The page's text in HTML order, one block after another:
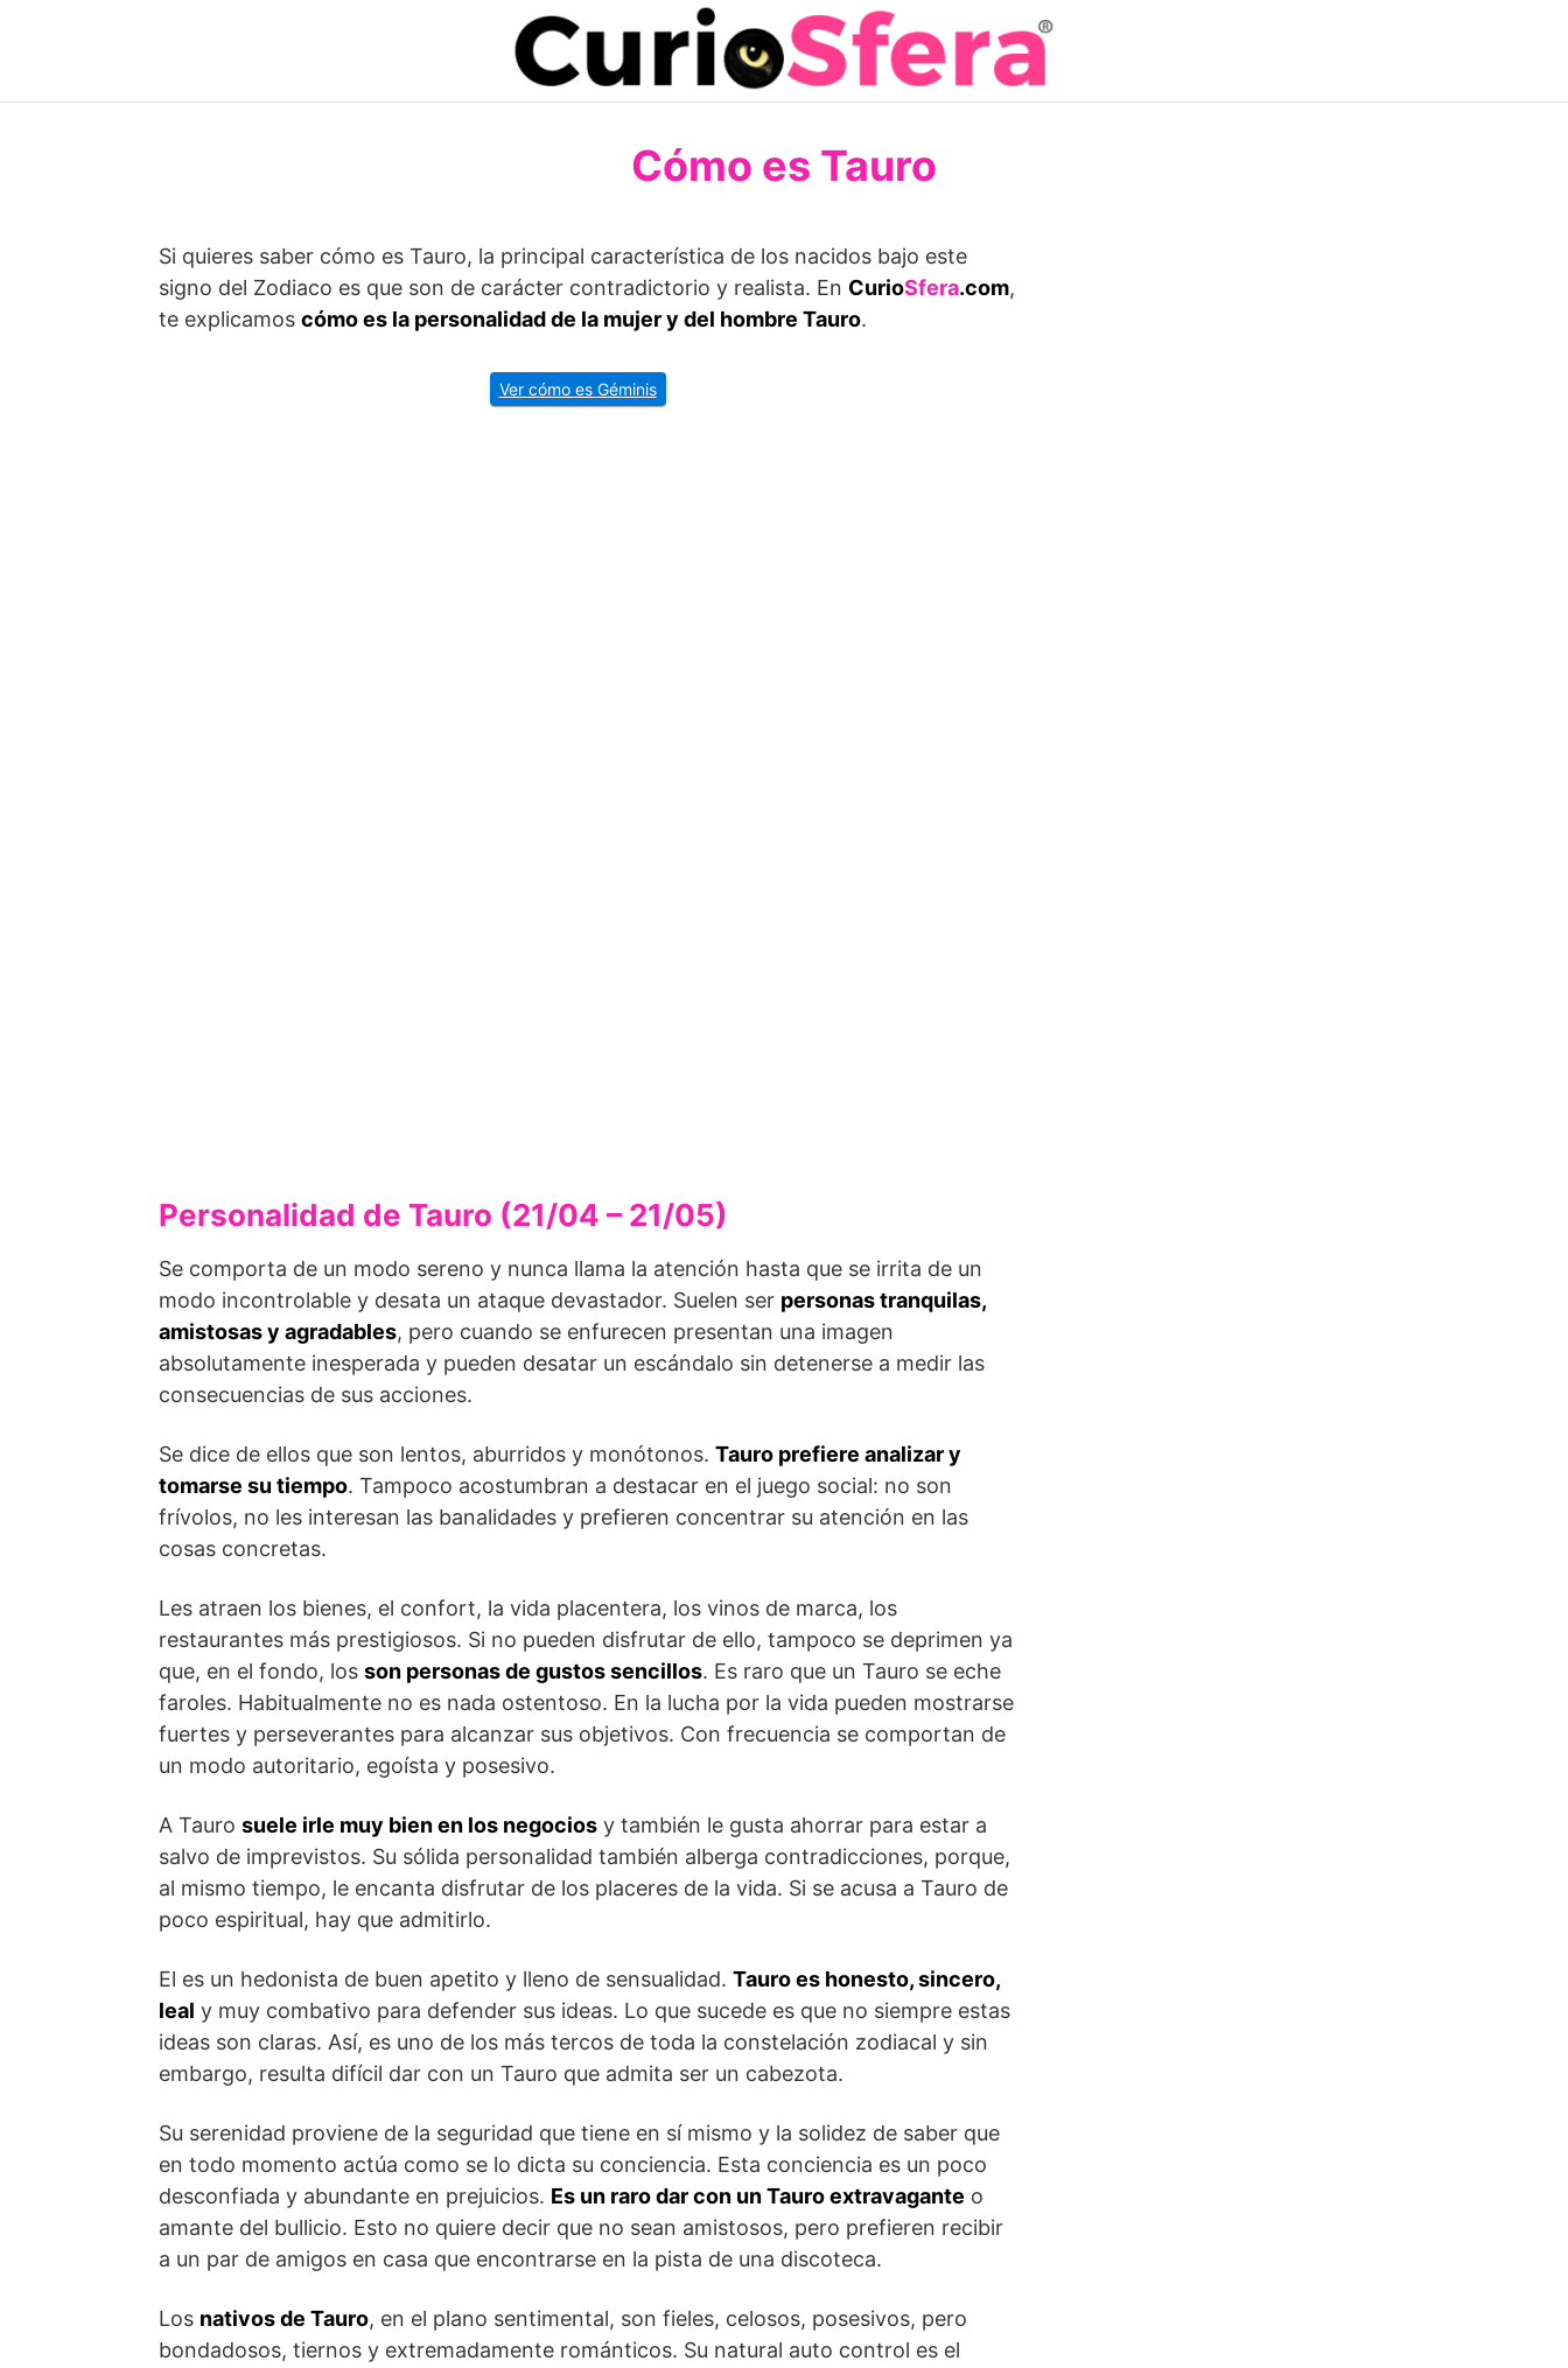
Cómo es Tauro
Si quieres saber cómo es Tauro, la principal característica de los nacidos bajo este
signo del Zodiaco es que son de carácter contradictorio y realista. En CurioSfera.com,
te explicamos cómo es la personalidad de la mujer y del hombre Tauro.
Ver cómo es Géminis
Personalidad de Tauro (21/04 – 21/05)
Se comporta de un modo sereno y nunca llama la atención hasta que se irrita de un
modo incontrolable y desata un ataque devastador. Suelen ser personas tranquilas,
amistosas y agradables, pero cuando se enfurecen presentan una imagen
absolutamente inesperada y pueden desatar un escándalo sin detenerse a medir las
consecuencias de sus acciones.
Se dice de ellos que son lentos, aburridos y monótonos. Tauro prefiere analizar y
tomarse su tiempo. Tampoco acostumbran a destacar en el juego social: no son
frívolos, no les interesan las banalidades y prefieren concentrar su atención en las
cosas concretas.
Les atraen los bienes, el confort, la vida placentera, los vinos de marca, los
restaurantes más prestigiosos. Si no pueden disfrutar de ello, tampoco se deprimen ya
que, en el fondo, los son personas de gustos sencillos. Es raro que un Tauro se eche
faroles. Habitualmente no es nada ostentoso. En la lucha por la vida pueden mostrarse
fuertes y perseverantes para alcanzar sus objetivos. Con frecuencia se comportan de
un modo autoritario, egoísta y posesivo.
A Tauro suele irle muy bien en los negocios y también le gusta ahorrar para estar a
salvo de imprevistos. Su sólida personalidad también alberga contradicciones, porque,
al mismo tiempo, le encanta disfrutar de los placeres de la vida. Si se acusa a Tauro de
poco espiritual, hay que admitirlo.
El es un hedonista de buen apetito y lleno de sensualidad. Tauro es honesto, sincero,
leal y muy combativo para defender sus ideas. Lo que sucede es que no siempre estas
ideas son claras. Así, es uno de los más tercos de toda la constelación zodiacal y sin
embargo, resulta difícil dar con un Tauro que admita ser un cabezota.
Su serenidad proviene de la seguridad que tiene en sí mismo y la solidez de saber que
en todo momento actúa como se lo dicta su conciencia. Esta conciencia es un poco
desconfiada y abundante en prejuicios. Es un raro dar con un Tauro extravagante o
amante del bullicio. Esto no quiere decir que no sean amistosos, pero prefieren recibir
a un par de amigos en casa que encontrarse en la pista de una discoteca.
Los nativos de Tauro, en el plano sentimental, son fieles, celosos, posesivos, pero
bondadosos, tiernos y extremadamente románticos. Su natural auto control es el